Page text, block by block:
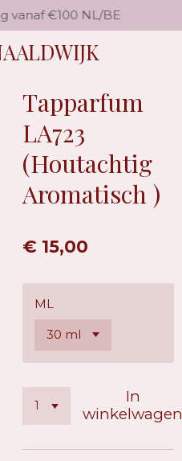
vanaf €100 NL/BE
Tapparfum
LA723
(Houtachtig
Aromatisch )
€ 15,00
ML
In